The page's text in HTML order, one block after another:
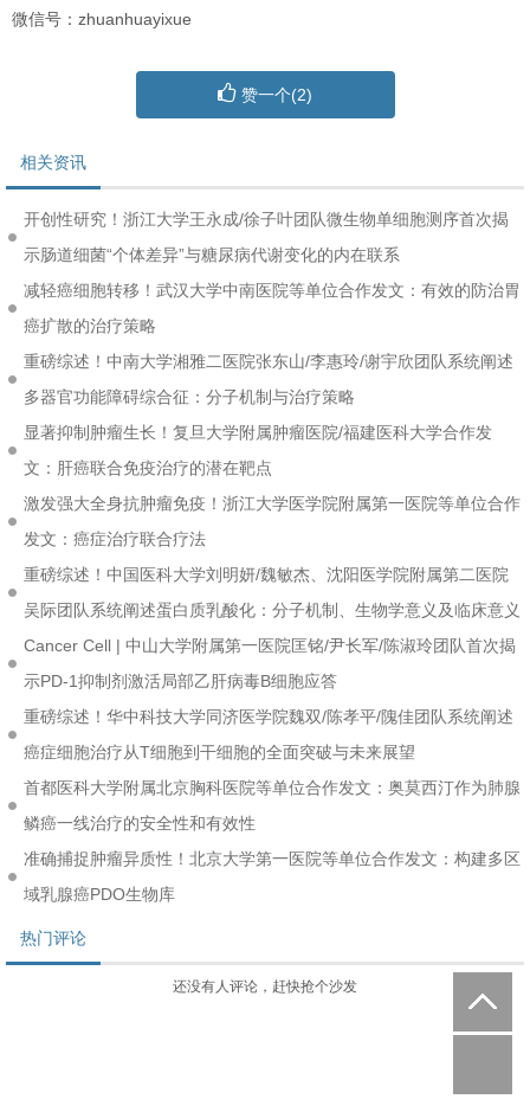
微信号：zhuanhuayixue
赞一个(2)
相关资讯
开创性研究！浙江大学王永成/徐子叶团队微生物单细胞测序首次揭
示肠道细菌“个体差异”与糖尿病代谢变化的内在联系
减轻癌细胞转移！武汉大学中南医院等单位合作发文：有效的防治胃
癌扩散的治疗策略
重磅综述！中南大学湘雅二医院张东山/李惠玲/谢宇欣团队系统阐述
多器官功能障碍综合征：分子机制与治疗策略
显著抑制肿瘤生长！复旦大学附属肿瘤医院/福建医科大学合作发
文：肝癌联合免疫治疗的潜在靶点
激发强大全身抗肿瘤免疫！浙江大学医学院附属第一医院等单位合作
发文：癌症治疗联合疗法
重磅综述！中国医科大学刘明妍/魏敏杰、沈阳医学院附属第二医院
吴际团队系统阐述蛋白质乳酸化：分子机制、生物学意义及临床意义
Cancer Cell | 中山大学附属第一医院匡铭/尹长军/陈淑玲团队首次揭
示PD-1抑制剂激活局部乙肝病毒B细胞应答
重磅综述！华中科技大学同济医学院魏双/陈孝平/隗佳团队系统阐述
癌症细胞治疗从T细胞到干细胞的全面突破与未来展望
首都医科大学附属北京胸科医院等单位合作发文：奥莫西汀作为肺腺
鳞癌一线治疗的安全性和有效性
准确捕捉肿瘤异质性！北京大学第一医院等单位合作发文：构建多区
域乳腺癌PDO生物库
热门评论
还没有人评论，赶快抢个沙发